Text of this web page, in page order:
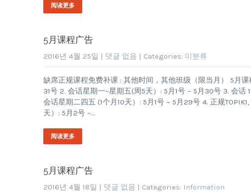
阅读更多
5月课程广告
2016년 4월 25일 | 댓글 없음 | Categories: 미분류
缺席正规课程免费补课 : 其他时间，其他班级（限当月） 5月
31号 2. 会话星期一~星期五(周5天）: 5月1号 ~ 5月30号 3. 会
会话星期二四五 (1个月10天）: 5月1号 ~ 5月29号 4. 正规
天）: 5月2号 ~…
阅读更多
5月课程广告
2016년 4월 18일 | 댓글 없음 | Categories: Information